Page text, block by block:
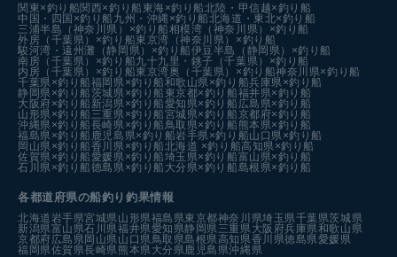
関東×釣り船関西×釣り船 東海×釣り船北陸・甲信越×釣り船
中国・四国×釣り船 九州・沖縄×釣り船北海道・東北×釣り船
三浦半島（神奈川県）×釣り船相模湾（神奈川県）×釣り船
外房（千葉県）×釣り船東京湾（神奈川県）×釣り船
駿河湾・遠州灘（静岡県）×釣り船伊豆半島（静岡県）×釣り船
南房（千葉県）×釣り船九十九里・銚子（千葉県）×釣り船
内房（千葉県）×釣り船東京湾奥（千葉県）×釣り船神奈川県×釣り船
千葉県×釣り船福岡県×釣り船和歌山県×釣り船兵庫県×釣り船
静岡県×釣り船茨城県×釣り船 東京都×釣り船福井県×釣り船
大阪府×釣り船 新潟県×釣り船愛知県×釣り船 広島県×釣り船
山形県×釣り船 三重県×釣り船宮城県×釣り船京都府×釣り船
沖縄県×釣り船長崎県×釣り船 鳥取県×釣り船 熊本県×釣り船
福島県×釣り船 鹿児島県×釣り船岩手県×釣り船山口県×釣り船
岡山県×釣り船香川県×釣り船北海道 ×釣り船高知県×釣り船
佐賀県×釣り船愛媛県×釣り船埼玉県×釣り船富山県×釣り船
石川県×釣り船徳島県×釣り船 大分県×釣り船島根県×釣り船
各都道府県の船釣り釣果情報
北海道 岩手県宮城県 山形県福島県東京都神奈川県埼玉県千葉県茨城県
新潟県富山県石川県福井県愛知県静岡県 三重県 大阪府兵庫県和歌山県
京都府広島県岡山県 山口県 鳥取県島根県高知県香川県徳島県愛媛県
福岡県佐賀県長崎県 熊本県 大分県 鹿児島県沖縄県